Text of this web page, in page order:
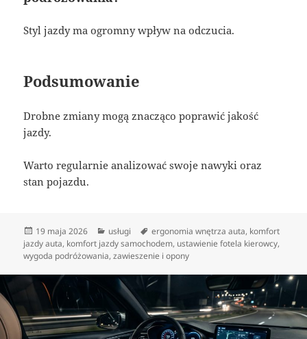
Styl jazdy ma ogromny wpływ na odczucia.
Podsumowanie
Drobne zmiany mogą znacząco poprawić jakość
jazdy.
Warto regularnie analizować swoje nawyki oraz
stan pojazdu.
Data
publikacji
19 maja 2026 Kategorie
usługi Tagi
ergonomia wnętrza auta, komfort
jazdy auta, komfort jazdy samochodem, ustawienie fotela kierowcy,
wygoda podróżowania,zawieszenie i opony